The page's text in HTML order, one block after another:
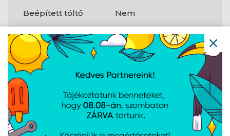
Beépített töltő
Nem
A weboldalon esetlegesen előforduló elektronikus feltöltési,
technikai hibákért felelősséget nem vállalunk.
AJÁNLATUNKBÓL